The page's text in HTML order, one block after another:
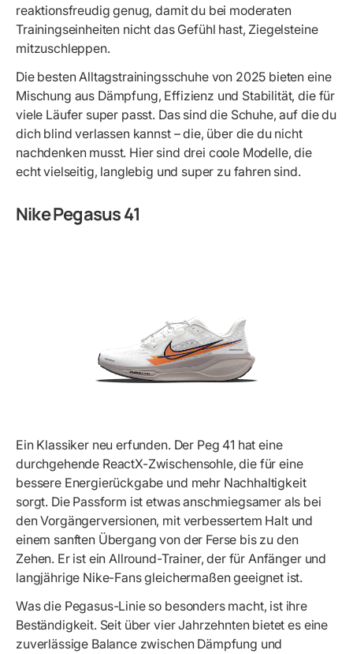
reaktionsfreudig genug, damit du bei moderaten
Trainingseinheiten nicht das Gefühl hast, Ziegelsteine
mitzuschleppen.
Die besten Alltagstrainingsschuhe von 2025 bieten eine
Mischung aus Dämpfung, Effizienz und Stabilität, die für
viele Läufer super passt. Das sind die Schuhe, auf die du
dich blind verlassen kannst – die, über die du nicht
nachdenken musst. Hier sind drei coole Modelle, die
echt vielseitig, langlebig und super zu fahren sind.
Nike Pegasus 41
Ein Klassiker neu erfunden. Der Peg 41 hat eine
durchgehende ReactX-Zwischensohle, die für eine
bessere Energierückgabe und mehr Nachhaltigkeit
sorgt. Die Passform ist etwas anschmiegsamer als bei
den Vorgängerversionen, mit verbessertem Halt und
einem sanften Übergang von der Ferse bis zu den
Zehen. Er ist ein Allround-Trainer, der für Anfänger und
langjährige Nike-Fans gleichermaßen geeignet ist.
Was die Pegasus-Linie so besonders macht, ist ihre
Beständigkeit. Seit über vier Jahrzehnten bietet es eine
zuverlässige Balance zwischen Dämpfung und